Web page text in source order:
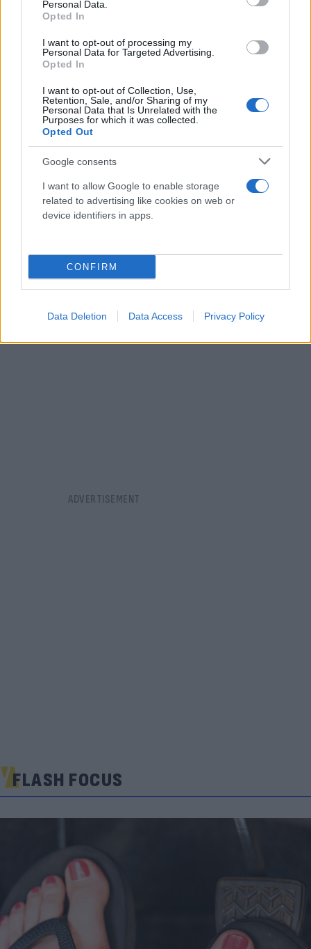
Personal Data.
Opted In
I want to opt-out of processing my
Personal Data for Targeted Advertising.
Opted In
I want to opt-out of Collection, Use,
Retention, Sale, and/or Sharing of my
Personal Data that Is Unrelated with the
Purposes for which it was collected.
Opted Out
Google consents
I want to allow Google to enable storage
related to advertising like cookies on web or
device identifiers in apps.
CONFIRM
Data Deletion Data Access Privacy Policy
Κατερίνα Καινούριου: Αγκαλιά με την μικρή Ξένια
στο ηλιοβασίλεμα
FLASH FOCUS